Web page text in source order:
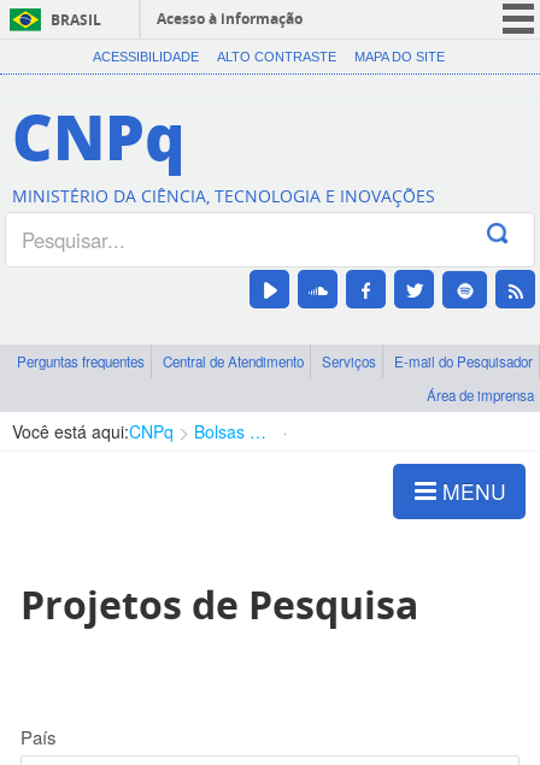
BRASIL
Acesso à informação
CORONAVÍRUS (COVID-19)
Canais
ACESSIBILIDADE ALTO CONTRASTE MAPA DO SITE
CNPq
MINISTÉRIO DA CIÊNCIA, TECNOLOGIA E INOVAÇÕES
Perguntas frequentes Central de Atendimento Serviços
E-mail do Pesquisador
Área de imprensa
Você está aqui:CNPq Bolsas e Auxílios Vigentes
MENU
Projetos de Pesquisa
País